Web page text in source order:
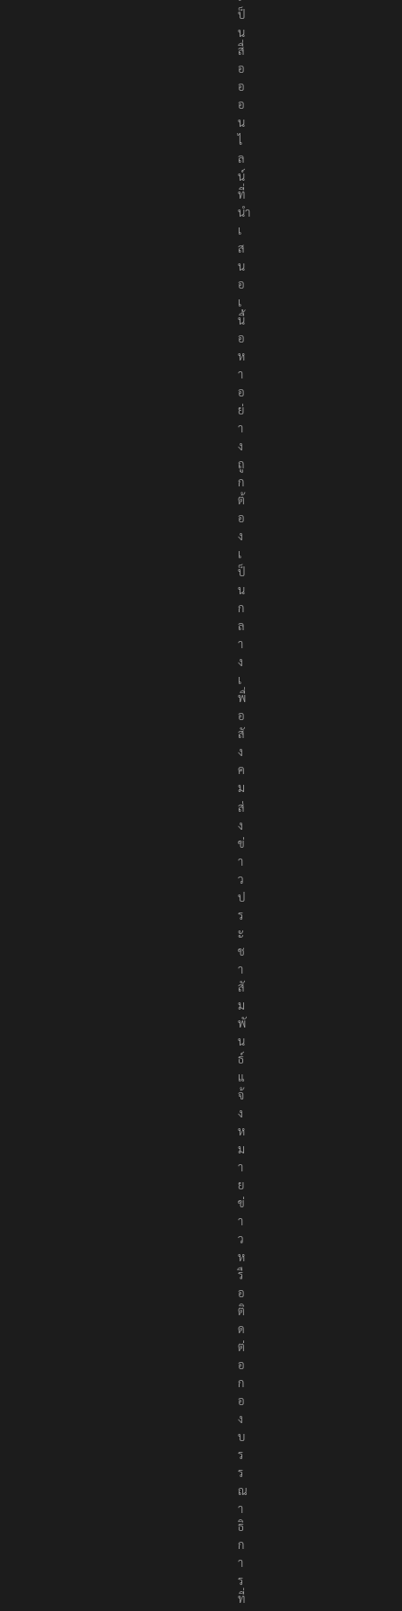
ป็
น
สื่
อ
อ
อ
น
ไ
ล
น์
ที่
นำ
เ
ส
น
อ
เ
นื้
อ
ห
า
อ
ย่
า
ง
ถู
ก
ต้
อ
ง
เ
ป็
น
ก
ล
า
ง
เ
พื่
อ
สั
ง
ค
ม
ส่
ง
ข่
า
ว
ป
ร
ะ
ช
า
สั
ม
พั
น
ธ์
แ
จ้
ง
ห
ม
า
ย
ข่
า
ว
ห
รื
อ
ติ
ด
ต่
อ
ก
อ
ง
บ
ร
ร
ณ
า
ธิ
ก
า
ร
ที่